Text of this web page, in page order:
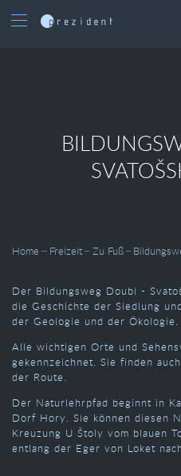
Home Freizeit Zu Fuß
Der Bildungsweg Doubí -
die Geschichte der Siedlung
der Geologie und der Ökologie.
Alle wichtigen Orte und
gekennzeichnet. Sie finden
der Route.
Der Naturlehrpfad beginnt in
Dorf Hory. Sie können diesen
Kreuzung U Štoly vom blauen
entlang der Eger von Loket